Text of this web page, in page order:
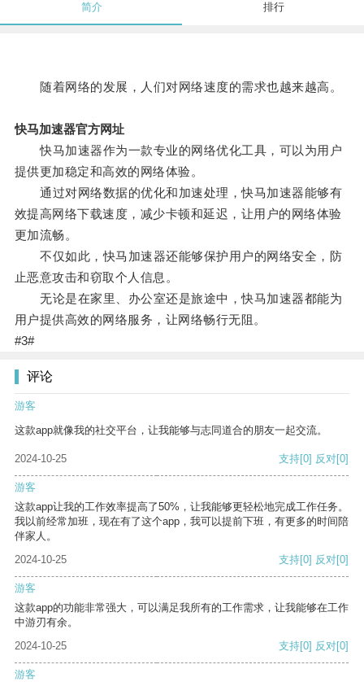
简介 排行
随着网络的发展，人们对网络速度的需求也越来越高。
快马加速器官方网址
快马加速器作为一款专业的网络优化工具，可以为用户
提供更加稳定和高效的网络体验。
通过对网络数据的优化和加速处理，快马加速器能够有
效提高网络下载速度，减少卡顿和延迟，让用户的网络体验
更加流畅。
不仅如此，快马加速器还能够保护用户的网络安全，防
止恶意攻击和窃取个人信息。
无论是在家里、办公室还是旅途中，快马加速器都能为
用户提供高效的网络服务，让网络畅行无阻。
#3#
评论
游客
这款app就像我的社交平台，让我能够与志同道合的朋友一起交流。
2024-10-25 支持[0] 反对[0]
游客
这款app让我的工作效率提高了50%，让我能够更轻松地完成工作任务。
我以前经常加班，现在有了这个app，我可以提前下班，有更多的时间陪
伴家人。
2024-10-25
支持[0] 反对[0]
游客
这款app的功能非常强大，可以满足我所有的工作需求，让我能够在工作
中游刃有余。
2024-10-25
支持[0] 反对[0]
游客